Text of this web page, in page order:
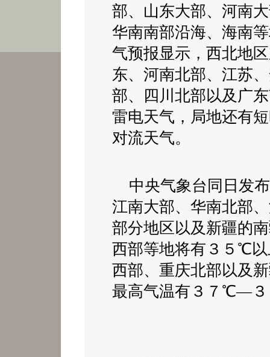
部、山东大部、河南
华南南部沿海、海南
气预报显示，西北地
东、河南北部、江苏
部、四川北部以及广
雷电天气，局地还有
对流天气。
中央气象台同日发
江南大部、华南北部
部分地区以及新疆的
西部等地将有３５℃
西部、重庆北部以及
最高气温有３７℃—